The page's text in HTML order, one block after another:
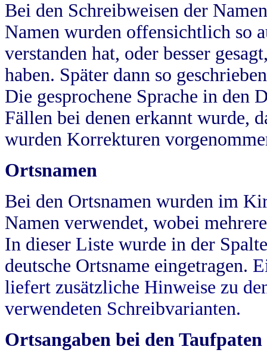
Bei den Schreibweisen der
Namen wurden offensichtlich so
verstanden hat, oder besser
haben. Später dann so
Die gesprochene Sprache in
Fällen bei denen erkannt wurde,
wurden Korrekturen
Ortsnamen
Bei den Ortsnamen wurden im
Namen verwendet, wobei
In dieser Liste wurde in der
deutsche Ortsname eingetragen.
liefert zusätzliche Hinweise zu
verwendeten Schreibvarianten.
Ortsangaben bei den Taufpaten